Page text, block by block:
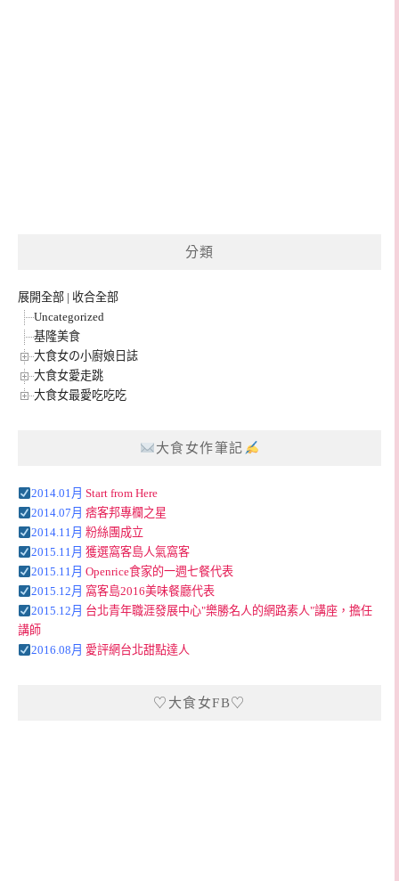
分類
展開全部 | 收合全部
Uncategorized
基隆美食
大食女の小廚娘日誌
大食女愛走跳
大食女最愛吃吃吃
大食女作筆記
2014.01月 Start from Here
2014.07月 痞客邦專欄之星
2014.11月 粉絲團成立
2015.11月 獲選窩客島人氣窩客
2015.11月 Openrice食家的一週七餐代表
2015.12月 窩客島2016美味餐廳代表
2015.12月 台北青年職涯發展中心"樂勝名人的網路素人"講座，擔任
講師
2016.08月 愛評網台北甜點達人
♡大食女FB♡